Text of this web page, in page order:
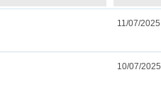
11/07/2025
10/07/2025